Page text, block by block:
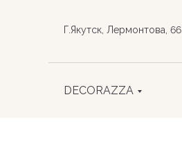
Г.Якутск, Лермонтова, 66
DECORAZZA